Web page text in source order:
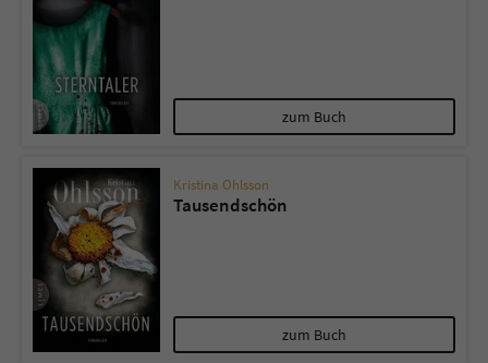
zum Buch
Kristina Ohlsson
Tausendschön
zum Buch